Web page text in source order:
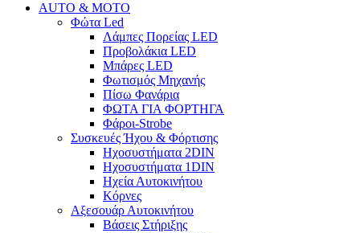
AUTO & MOTO
Φώτα Led
Λάμπες Πορείας LED
Προβολάκια LED
Μπάρες LED
Φωτισμός Μηχανής
Πίσω Φανάρια
ΦΩΤΑ ΓΙΑ ΦΟΡΤΗΓΑ
Φάροι-Strobe
Συσκευές Ήχου & Φόρτισης
Ηχοσυστήματα 2DIN
Ηχοσυστήματα 1DIN
Ηχεία Αυτοκινήτου
Κόρνες
Αξεσουάρ Αυτοκινήτου
Βάσεις Στήριξης